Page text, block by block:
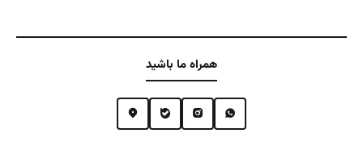
همراه ما باشید